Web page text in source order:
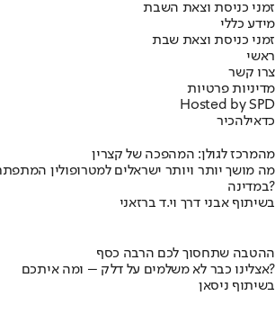
זמני כניסת וצאת השבת
מידע כללי
זמני כניסת וצאת שבת
ראשי
צרו קשר
מדיניות פרטיות
Hosted by SPD
כדאילהכיר
מהמרכז לגולן: המהפכה של קצרין
מה מושך יותר ויותר ישראלים למטרופולין
במדינה?
בשיתוף אבני דרך וי.ד ברזאני
ההטבה שתחסוך לכם הרבה כסף
אצלינו כבר לא משלמים על דלק – ומה איתכם?
בשיתוף ניסאן